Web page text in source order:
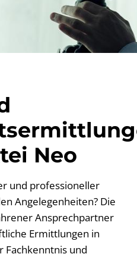
Neo
und professioneller
Angelegenheiten? Die
Ansprechpartner
Ermittlungen in
und